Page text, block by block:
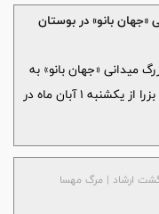
«جهان بانو» در بوستان
میدانی «جهان بانو» به
تهیه‌کنندگی علی اسماعیلی و کارگردانی حسن بزرا از یکشنبه ۱ آبان ماه در
ارشاد | مرگ مهسا